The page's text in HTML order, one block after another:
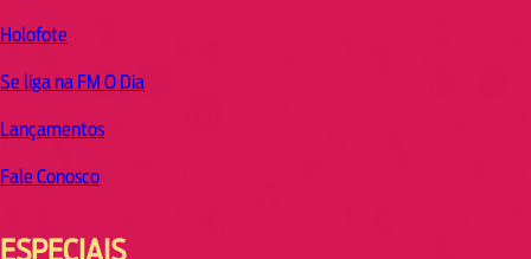
Holofote
Se liga na FM O Dia
Lançamentos
Fale Conosco
ESPECIAIS